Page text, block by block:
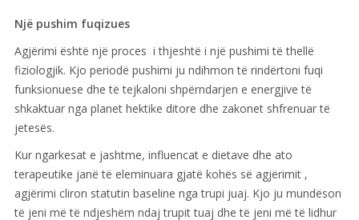
Një pushim fuqizues
Agjërimi është një proces i thjeshtë i një pushimi të thellë
fiziologjik. Kjo periodë pushimi ju ndihmon të rindërtoni fuqi
funksionuese dhe të tejkaloni shpërndarjen e energjive të
shkaktuar nga planet hektike ditore dhe zakonet shfrenuar të
jetesës.
Kur ngarkesat e jashtme, influencat e dietave dhe ato
terapeutike janë të eleminuara gjatë kohës së agjërimit ,
agjërimi cliron statutin baseline nga trupi juaj. Kjo ju mundëson
të jeni më të ndjeshëm ndaj trupit tuaj dhe të jeni më të lidhur